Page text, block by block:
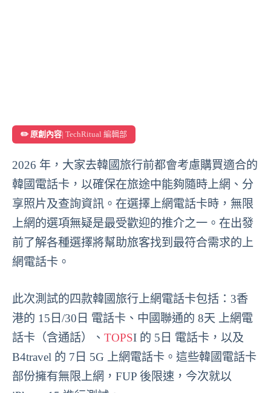
✏️ 原創內容| TechRitual 編輯部
2026 年，大家去韓國旅行前都會考慮購買適合的
韓國電話卡，以確保在旅途中能夠隨時上網、分
享照片及查詢資訊。在選擇上網電話卡時，無限
上網的選項無疑是最受歡迎的推介之一。在出發
前了解各種選擇將幫助旅客找到最符合需求的上
網電話卡。
此次測試的四款韓國旅行上網電話卡包括： 3香
港的 15日/30日 電話卡、中國聯通的 8天 上網電
話卡（含通話）、 TOPSI 的 5日 電話卡，以及
B4travel 的 7日 5G 上網電話卡。這些韓國電話卡
部份擁有無限上網，FUP 後限速，今次就以